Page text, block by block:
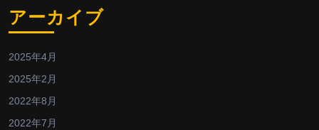
アーカイブ
2025年4月
2025年2月
2022年8月
2022年7月